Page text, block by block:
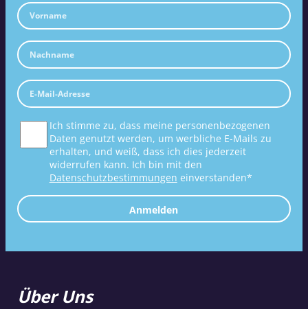
Ich stimme zu, dass meine personenbezogenen
Daten genutzt werden, um werbliche E-Mails zu
erhalten, und weiß, dass ich dies jederzeit
widerrufen kann. Ich bin mit den
Datenschutzbestimmungen einverstanden*
Anmelden
Über Uns